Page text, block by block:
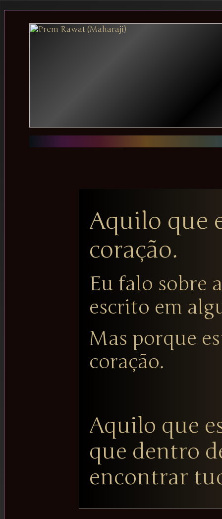
Aquilo que
coração.
Eu falo sobre
escrito em
Mas porque
coração.
Aquilo que
que dentro
encontrar